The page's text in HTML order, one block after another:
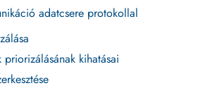
adatcsere protokollal
kihatásai